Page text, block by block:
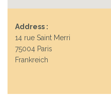
Address :
14 rue Saint Merri
75004 Paris
Frankreich